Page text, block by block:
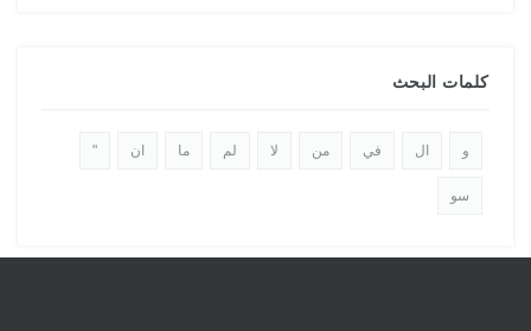
كلمات البحث
و ال في من لا لم ما ان "
سو